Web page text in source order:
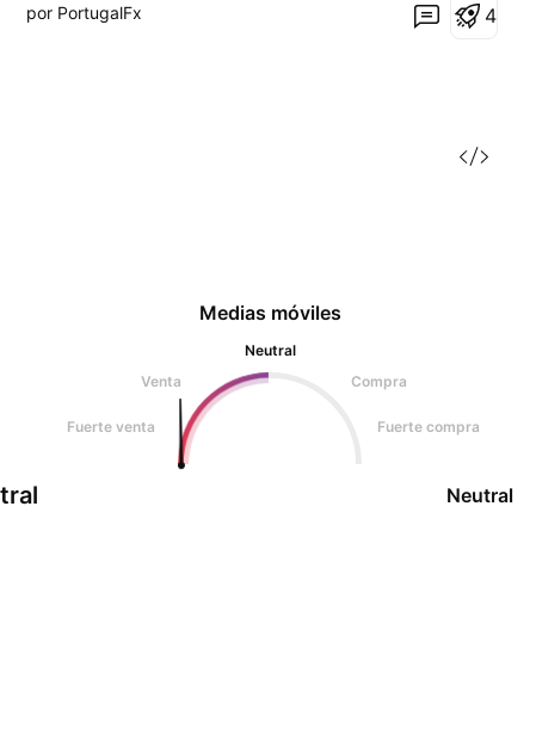
por PortugalFx 4
Medias móviles
Neutral
Venta
Compra
Fuerte venta Fuerte compra
Neutral